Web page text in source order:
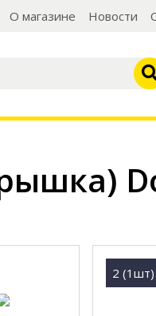
О магазине Новости
2 (1шт)